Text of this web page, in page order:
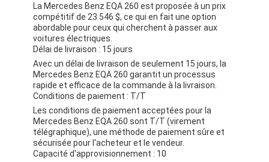
La Mercedes Benz EQA 260 est proposée à un prix
compétitif de 23 546 $, ce qui en fait une option
abordable pour ceux qui cherchent à passer aux
voitures électriques.
Délai de livraison : 15 jours
Avec un délai de livraison de seulement 15 jours, la
Mercedes Benz EQA 260 garantit un processus
rapide et efficace de la commande à la livraison.
Conditions de paiement : T/T
Les conditions de paiement acceptées pour la
Mercedes Benz EQA 260 sont T/T (virement
télégraphique), une méthode de paiement sûre et
sécurisée pour l'acheteur et le vendeur.
Capacité d'approvisionnement : 10